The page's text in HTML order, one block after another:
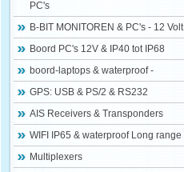
PC's
B-BIT MONITOREN & PC's - 12 Volt
Boord PC's 12V & IP40 tot IP68
boord-laptops & waterproof -
GPS: USB & PS/2 & RS232
AIS Receivers & Transponders
WIFI IP65 & waterproof Long range
Multiplexers